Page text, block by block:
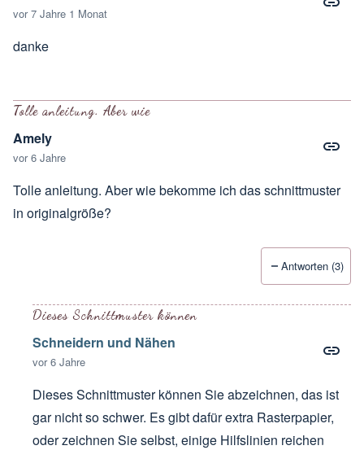
vor 7 Jahre 1 Monat
danke
Tolle anleitung. Aber wie
Amely
vor 6 Jahre
Tolle anleitung. Aber wie bekomme ich das schnittmuster
in originalgröße?
Antworten (3)
Dieses Schnittmuster können
Schneidern und Nähen
vor 6 Jahre
Dieses Schnittmuster können Sie abzeichnen, das ist
gar nicht so schwer. Es gibt dafür extra Rasterpapier,
oder zeichnen Sie selbst, einige Hilfslinien reichen